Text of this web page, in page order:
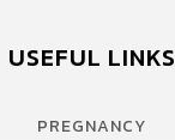
USEFUL LINKS
PREGNANCY